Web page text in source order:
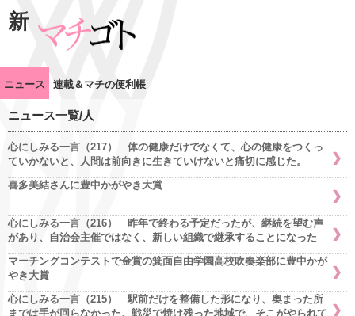
新
ニュース 連載＆マチの便利帳
ニュース一覧/人
心にしみる一言（217） 体の健康だけでなくて、心の健康をつくっ
ていかないと、人間は前向きに生きていけないと痛切に感じた。
喜多美結さんに豊中かがやき大賞
心にしみる一言（216） 昨年で終わる予定だったが、継続を望む声
があり、自治会主催ではなく、新しい組織で継承することになった
マーチングコンテストで金賞の箕面自由学園高校吹奏楽部に豊中かが
やき大賞
心にしみる一言（215） 駅前だけを整備した形になり、奥まった所
までは手が回らなかった。戦災で焼け残った地域で、そこがやられて